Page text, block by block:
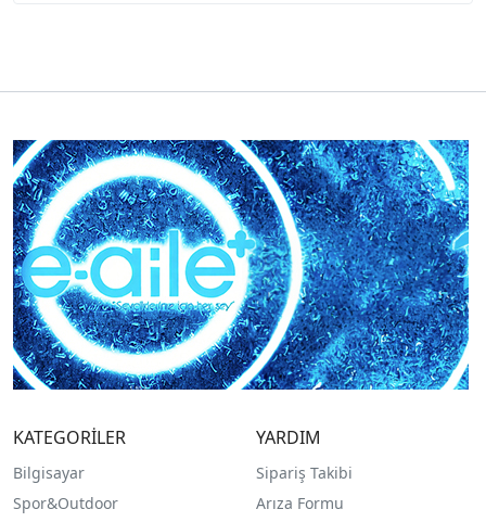
KATEGORİLER
Bilgisayar
Spor&Outdoor
YARDIM
Sipariş Takibi
Arıza Formu